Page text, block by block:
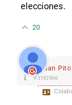
elecciones.
20
San
#3182866